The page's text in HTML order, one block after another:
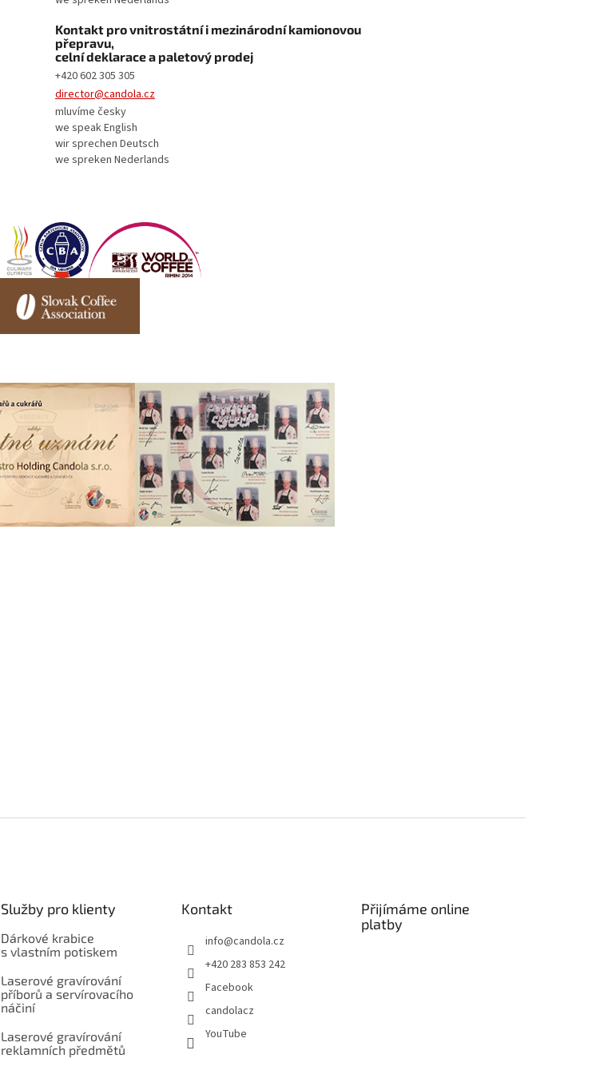
Kontakt pro vnitrostátní i mezinárodní kamionovou
přepravu,
celní deklarace a paletový prodej
+420 602 305 305
director@candola.cz
mluvíme česky
we speak English
wir sprechen Deutsch
we spreken Nederlands
Služby pro klienty
Dárkové krabice
s vlastním potiskem
Laserové gravírování
příborů a servírovacího
náčiní
Laserové gravírování
reklamních předmětů
Kontakt
info@candola.cz
+420 283 853 242
Facebook
candolacz
YouTube
Přijímáme online
platby